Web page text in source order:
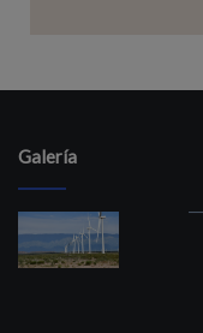
Galería